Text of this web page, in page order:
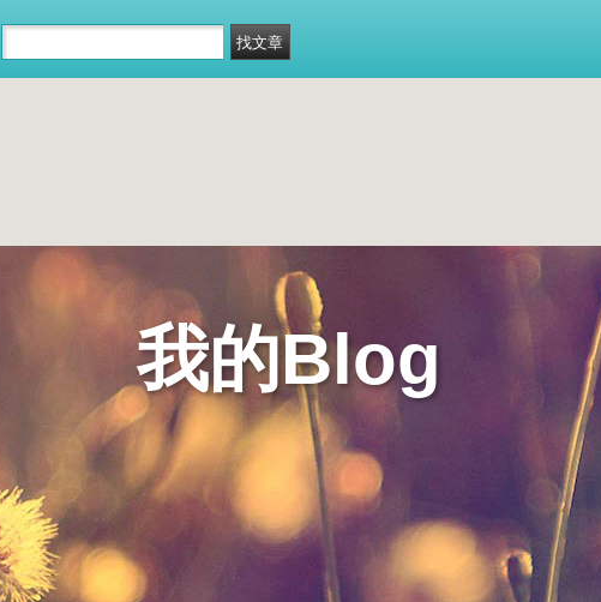
我的Blog